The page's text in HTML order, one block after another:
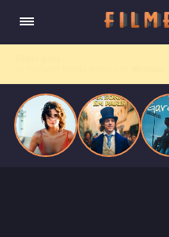
escrevia e a vida real